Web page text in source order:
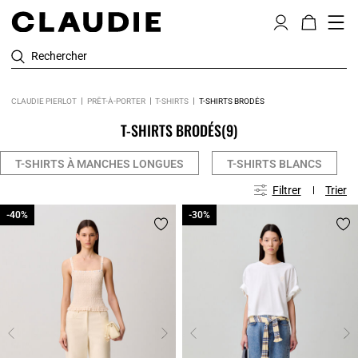
Rechercher
CLAUDIE PIERLOT PRÊT-À-PORTER T-SHIRTS T-SHIRTS BRODÉS
T-SHIRTS BRODÉS(9)
T-SHIRTS À MANCHES LONGUES T-SHIRTS BLANCS
Filtrer Trier
-40%
-40% -30%
-30%